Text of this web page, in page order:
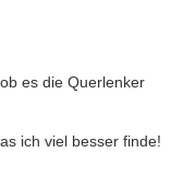
es die Querlenker
ich viel besser finde!